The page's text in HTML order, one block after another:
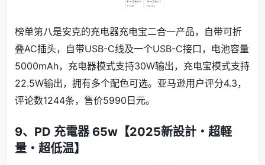
榜单第八是安克的充电器充电宝二合一产品，自带可折
叠AC插头，自带USB-C线及一个USB-C接口，电池容量
5000mAh，充电器模式支持30W输出，充电宝模式支持
22.5W输出，拥有多个配色可选。 亚马逊用户评分4.3，
评论数1244条，售价5990 日元。
9、 PD 充電器 65w【2025新設計・超軽
量・超低温】